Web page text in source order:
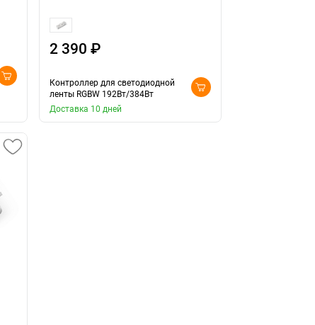
2 390 ₽
Контроллер для светодиодной
ленты RGBW 192Вт/384Вт
Доставка 10 дней